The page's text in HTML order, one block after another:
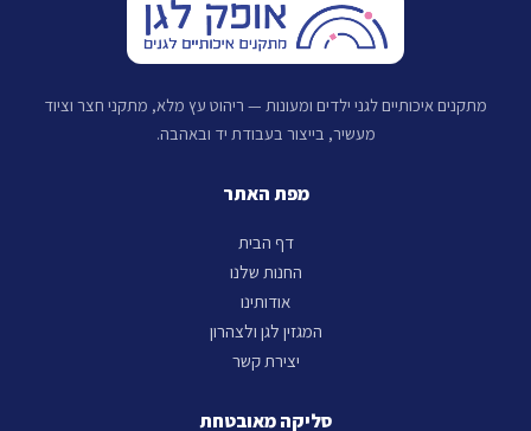
מתקנים איכותיים לגני ילדים ומעונות — ריהוט עץ מלא, מתקני חצר וציוד
מעשיר, בייצור בעבודת יד ובאהבה.
מפת האתר
דף הבית
החנות שלנו
אודותינו
המגזין לגן ולצהרון
יצירת קשר
סליקה מאובטחת